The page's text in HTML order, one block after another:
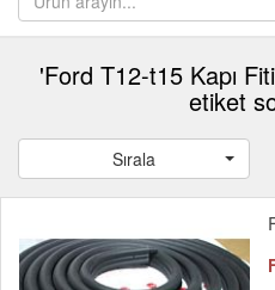
'Ford T12-t15 Kapı
etiket
Sırala